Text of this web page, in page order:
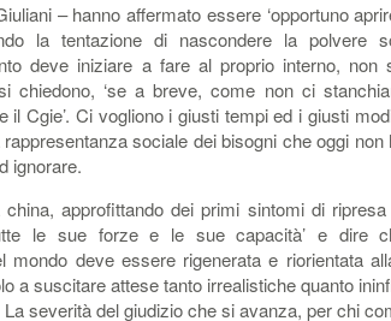
– hanno affermato essere ‘opportuno
la tentazione di nascondere la polvere
deve iniziare a fare al proprio interno, non
chiedono, ‘se a breve, come non ci
Cgie’. Ci vogliono i giusti tempi ed i giusti
sociale dei bisogni che oggi non
ignorare.
approfittando dei primi sintomi di
le sue forze e le sue capacità’ e dire
mondo deve essere rigenerata e riorientata
a suscitare attese tanto irrealistiche quanto
severità del giudizio che si avanza, per chi